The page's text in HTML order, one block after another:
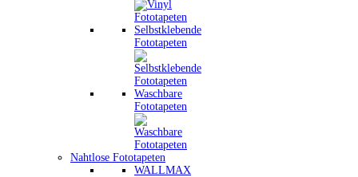
Selbstklebende
Fototapeten
Waschbare
Fototapeten
Nahtlose Fototapeten
WALLMAX